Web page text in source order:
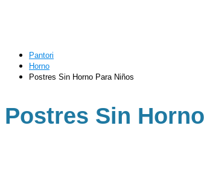
Pantori
Horno
Postres Sin Horno Para Niños
Postres Sin